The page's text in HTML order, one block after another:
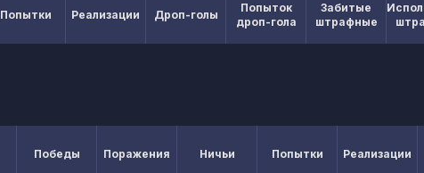
Попытки Реализации Дроп-голы
Попыток
дроп-гола
Забитые
штрафные
Победы Поражения Ничьи Попытки Реализации